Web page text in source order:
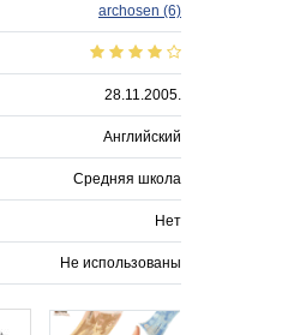
archosen (6)
28.11.2005.
Английский
Средняя школа
Нет
Не использованы